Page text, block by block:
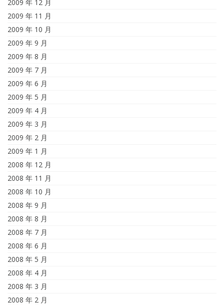
2009 年 12 月
2009 年 11 月
2009 年 10 月
2009 年 9 月
2009 年 8 月
2009 年 7 月
2009 年 6 月
2009 年 5 月
2009 年 4 月
2009 年 3 月
2009 年 2 月
2009 年 1 月
2008 年 12 月
2008 年 11 月
2008 年 10 月
2008 年 9 月
2008 年 8 月
2008 年 7 月
2008 年 6 月
2008 年 5 月
2008 年 4 月
2008 年 3 月
2008 年 2 月